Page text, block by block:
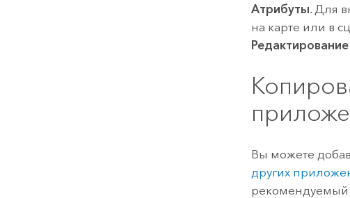
Атрибуты. Для
на карте или в
Редактирование
Вы можете
других
рекомендуемый